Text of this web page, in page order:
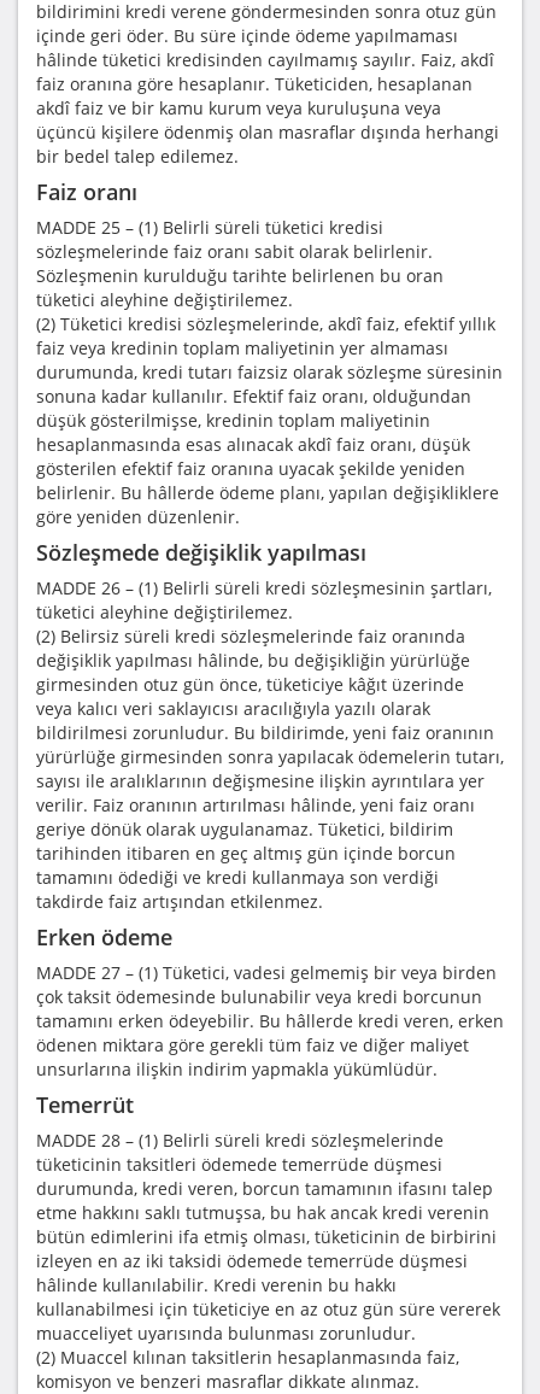
bildirimini kredi verene göndermesinden sonra otuz gün
içinde geri öder. Bu süre içinde ödeme yapılmaması
hâlinde tüketici kredisinden cayılmamış sayılır. Faiz, akdî
faiz oranına göre hesaplanır. Tüketiciden, hesaplanan
akdî faiz ve bir kamu kurum veya kuruluşuna veya
üçüncü kişilere ödenmiş olan masraflar dışında herhangi
bir bedel talep edilemez.
Faiz oranı
MADDE 25 – (1) Belirli süreli tüketici kredisi
sözleşmelerinde faiz oranı sabit olarak belirlenir.
Sözleşmenin kurulduğu tarihte belirlenen bu oran
tüketici aleyhine değiştirilemez.
(2) Tüketici kredisi sözleşmelerinde, akdî faiz, efektif yıllık
faiz veya kredinin toplam maliyetinin yer almaması
durumunda, kredi tutarı faizsiz olarak sözleşme süresinin
sonuna kadar kullanılır. Efektif faiz oranı, olduğundan
düşük gösterilmişse, kredinin toplam maliyetinin
hesaplanmasında esas alınacak akdî faiz oranı, düşük
gösterilen efektif faiz oranına uyacak şekilde yeniden
belirlenir. Bu hâllerde ödeme planı, yapılan değişikliklere
göre yeniden düzenlenir.
Sözleşmede değişiklik yapılması
MADDE 26 – (1) Belirli süreli kredi sözleşmesinin şartları,
tüketici aleyhine değiştirilemez.
(2) Belirsiz süreli kredi sözleşmelerinde faiz oranında
değişiklik yapılması hâlinde, bu değişikliğin yürürlüğe
girmesinden otuz gün önce, tüketiciye kâğıt üzerinde
veya kalıcı veri saklayıcısı aracılığıyla yazılı olarak
bildirilmesi zorunludur. Bu bildirimde, yeni faiz oranının
yürürlüğe girmesinden sonra yapılacak ödemelerin tutarı,
sayısı ile aralıklarının değişmesine ilişkin ayrıntılara yer
verilir. Faiz oranının artırılması hâlinde, yeni faiz oranı
geriye dönük olarak uygulanamaz. Tüketici, bildirim
tarihinden itibaren en geç altmış gün içinde borcun
tamamını ödediği ve kredi kullanmaya son verdiği
takdirde faiz artışından etkilenmez.
Erken ödeme
MADDE 27 – (1) Tüketici, vadesi gelmemiş bir veya birden
çok taksit ödemesinde bulunabilir veya kredi borcunun
tamamını erken ödeyebilir. Bu hâllerde kredi veren, erken
ödenen miktara göre gerekli tüm faiz ve diğer maliyet
unsurlarına ilişkin indirim yapmakla yükümlüdür.
Temerrüt
MADDE 28 – (1) Belirli süreli kredi sözleşmelerinde
tüketicinin taksitleri ödemede temerrüde düşmesi
durumunda, kredi veren, borcun tamamının ifasını talep
etme hakkını saklı tutmuşsa, bu hak ancak kredi verenin
bütün edimlerini ifa etmiş olması, tüketicinin de birbirini
izleyen en az iki taksidi ödemede temerrüde düşmesi
hâlinde kullanılabilir. Kredi verenin bu hakkı
kullanabilmesi için tüketiciye en az otuz gün süre vererek
muacceliyet uyarısında bulunması zorunludur.
(2) Muaccel kılınan taksitlerin hesaplanmasında faiz,
komisyon ve benzeri masraflar dikkate alınmaz.